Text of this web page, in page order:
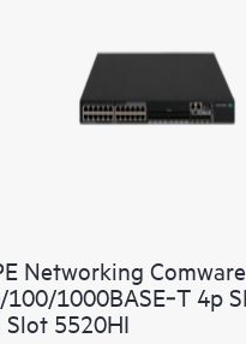
Networking
100/1000BASE‑T 4p
Slot 5520HI